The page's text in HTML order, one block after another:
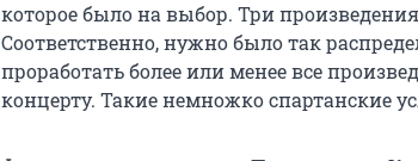
которое было на выбор. Три
Соответственно, нужно было так
проработать более или менее все
концерту. Такие немножко спартанские